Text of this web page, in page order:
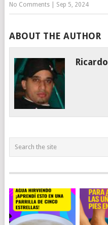
No Comments| Sep 5, 2024
ABOUT THE AUTHOR
Ricardo